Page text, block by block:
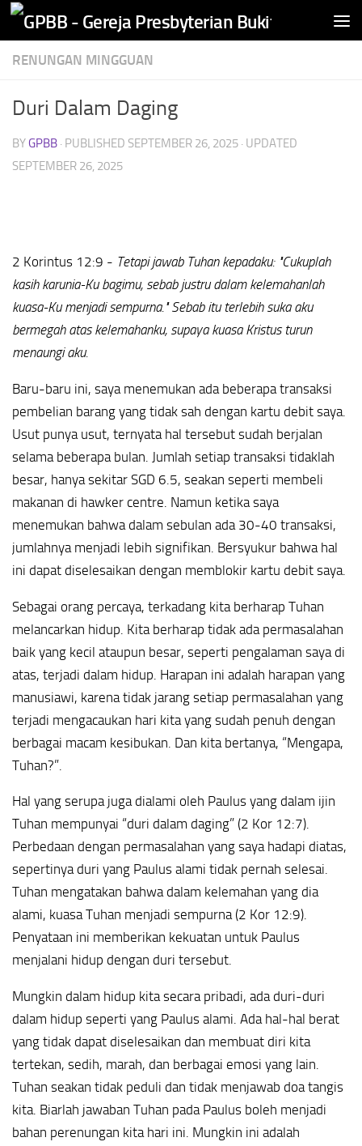
Skip to content
RENUNGAN MINGGUAN
Duri Dalam Daging
BYGPBB · PUBLISHED SEPTEMBER 26, 2025 · UPDATED
SEPTEMBER 26, 2025
2 Korintus 12:9 - Tetapi jawab Tuhan kepadaku: "Cukuplah
kasih karunia-Ku bagimu, sebab justru dalam kelemahanlah
kuasa-Ku menjadi sempurna." Sebab itu terlebih suka aku
bermegah atas kelemahanku, supaya kuasa Kristus turun
menaungi aku.
Baru-baru ini, saya menemukan ada beberapa transaksi
pembelian barang yang tidak sah dengan kartu debit saya.
Usut punya usut, ternyata hal tersebut sudah berjalan
selama beberapa bulan. Jumlah setiap transaksi tidaklah
besar, hanya sekitar SGD 6.5, seakan seperti membeli
makanan di hawker centre. Namun ketika saya
menemukan bahwa dalam sebulan ada 30-40 transaksi,
jumlahnya menjadi lebih signifikan. Bersyukur bahwa hal
ini dapat diselesaikan dengan memblokir kartu debit saya.
Sebagai orang percaya, terkadang kita berharap Tuhan
melancarkan hidup. Kita berharap tidak ada permasalahan
baik yang kecil ataupun besar, seperti pengalaman saya di
atas, terjadi dalam hidup. Harapan ini adalah harapan yang
manusiawi, karena tidak jarang setiap permasalahan yang
terjadi mengacaukan hari kita yang sudah penuh dengan
berbagai macam kesibukan. Dan kita bertanya, “Mengapa,
Tuhan?”.
Hal yang serupa juga dialami oleh Paulus yang dalam ijin
Tuhan mempunyai “duri dalam daging” (2 Kor 12:7).
Perbedaan dengan permasalahan yang saya hadapi diatas,
sepertinya duri yang Paulus alami tidak pernah selesai.
Tuhan mengatakan bahwa dalam kelemahan yang dia
alami, kuasa Tuhan menjadi sempurna (2 Kor 12:9).
Penyataan ini memberikan kekuatan untuk Paulus
menjalani hidup dengan duri tersebut.
Mungkin dalam hidup kita secara pribadi, ada duri-duri
dalam hidup seperti yang Paulus alami. Ada hal-hal berat
yang tidak dapat diselesaikan dan membuat diri kita
tertekan, sedih, marah, dan berbagai emosi yang lain.
Tuhan seakan tidak peduli dan tidak menjawab doa tangis
kita. Biarlah jawaban Tuhan pada Paulus boleh menjadi
bahan perenungan kita hari ini. Mungkin ini adalah